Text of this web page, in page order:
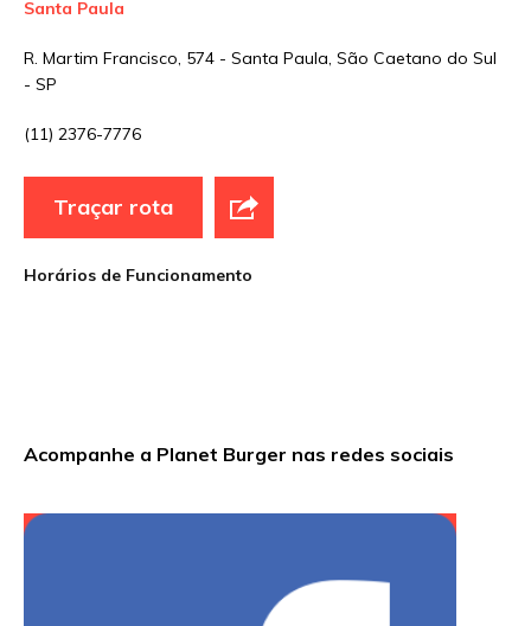
E-mail*
Site
Sua avaliação
Santa Paula
R. Martim Francisco, 574 - Santa Paula, São Caetano do Sul
- SP
(11) 2376-7776
Traçar rota
Horários de Funcionamento
Acompanhe a Planet Burger nas redes sociais